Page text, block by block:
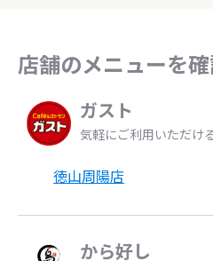
店舗のメニューを
ガスト
気軽にご利用いただけ
徳山周陽店
から好し